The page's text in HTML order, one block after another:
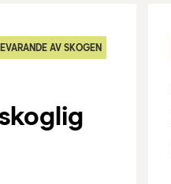
AV SKOGEN